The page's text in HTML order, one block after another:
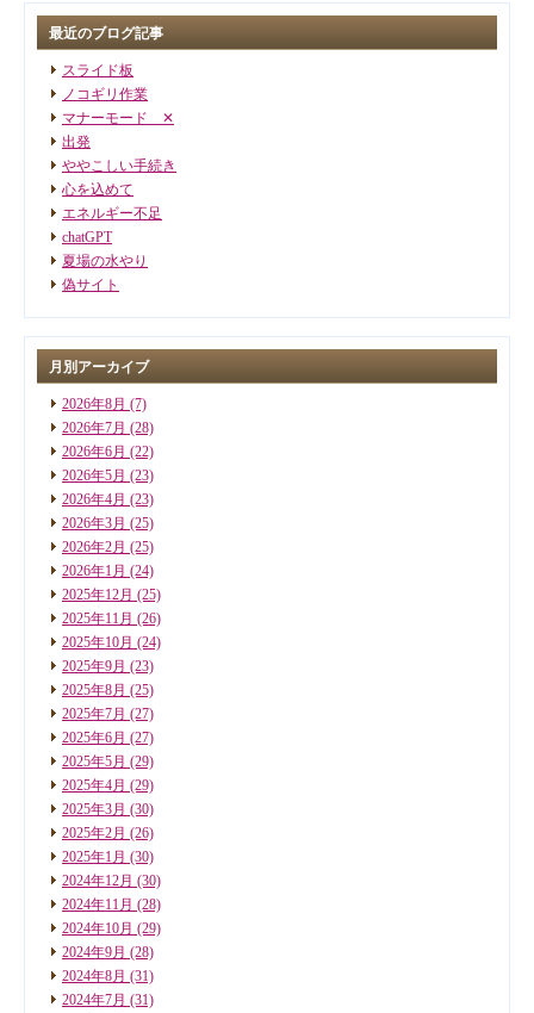
最近のブログ記事
スライド板
ノコギリ作業
マナーモード ✕
出発
ややこしい手続き
心を込めて
エネルギー不足
chatGPT
夏場の水やり
偽サイト
月別アーカイブ
2026年8月 (7)
2026年7月 (28)
2026年6月 (22)
2026年5月 (23)
2026年4月 (23)
2026年3月 (25)
2026年2月 (25)
2026年1月 (24)
2025年12月 (25)
2025年11月 (26)
2025年10月 (24)
2025年9月 (23)
2025年8月 (25)
2025年7月 (27)
2025年6月 (27)
2025年5月 (29)
2025年4月 (29)
2025年3月 (30)
2025年2月 (26)
2025年1月 (30)
2024年12月 (30)
2024年11月 (28)
2024年10月 (29)
2024年9月 (28)
2024年8月 (31)
2024年7月 (31)